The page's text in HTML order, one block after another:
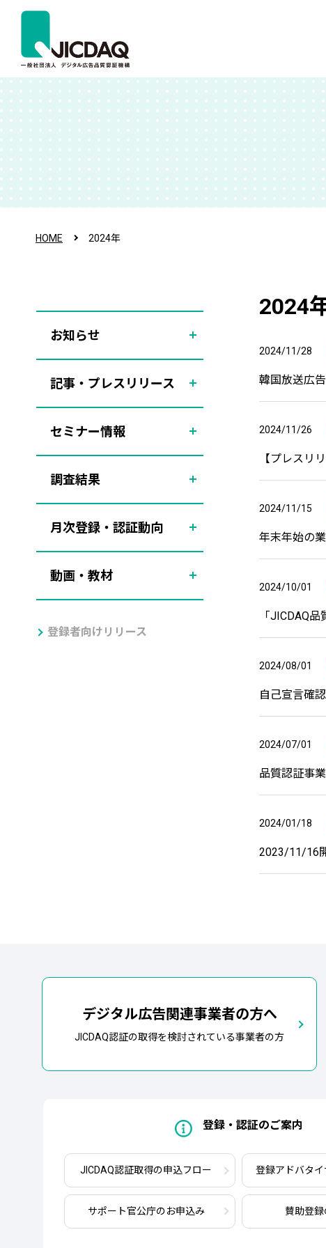
HOME 2024年
2024
2024/11/28
韓国放送広
2024/11/26
【プレスリ
2024/11/15
年末年始の
2024/10/01
「JICDAQ
2024/08/01
自己宣言確
2024/07/01
品質認証事
2024/01/18
2023/11/16
お知らせ
記事・プレスリリース
セミナー情報
調査結果
月次登録・認証動向
動画・教材
登録者向けリリース
デジタル広告関連事業者の方へ
JICDAQ認証の取得を検討されている事業者の方
登録・認証のご案内
JICDAQ認証取得の申込フロー 登録アドバタイ
サポート官公庁のお申込み 賛助登録